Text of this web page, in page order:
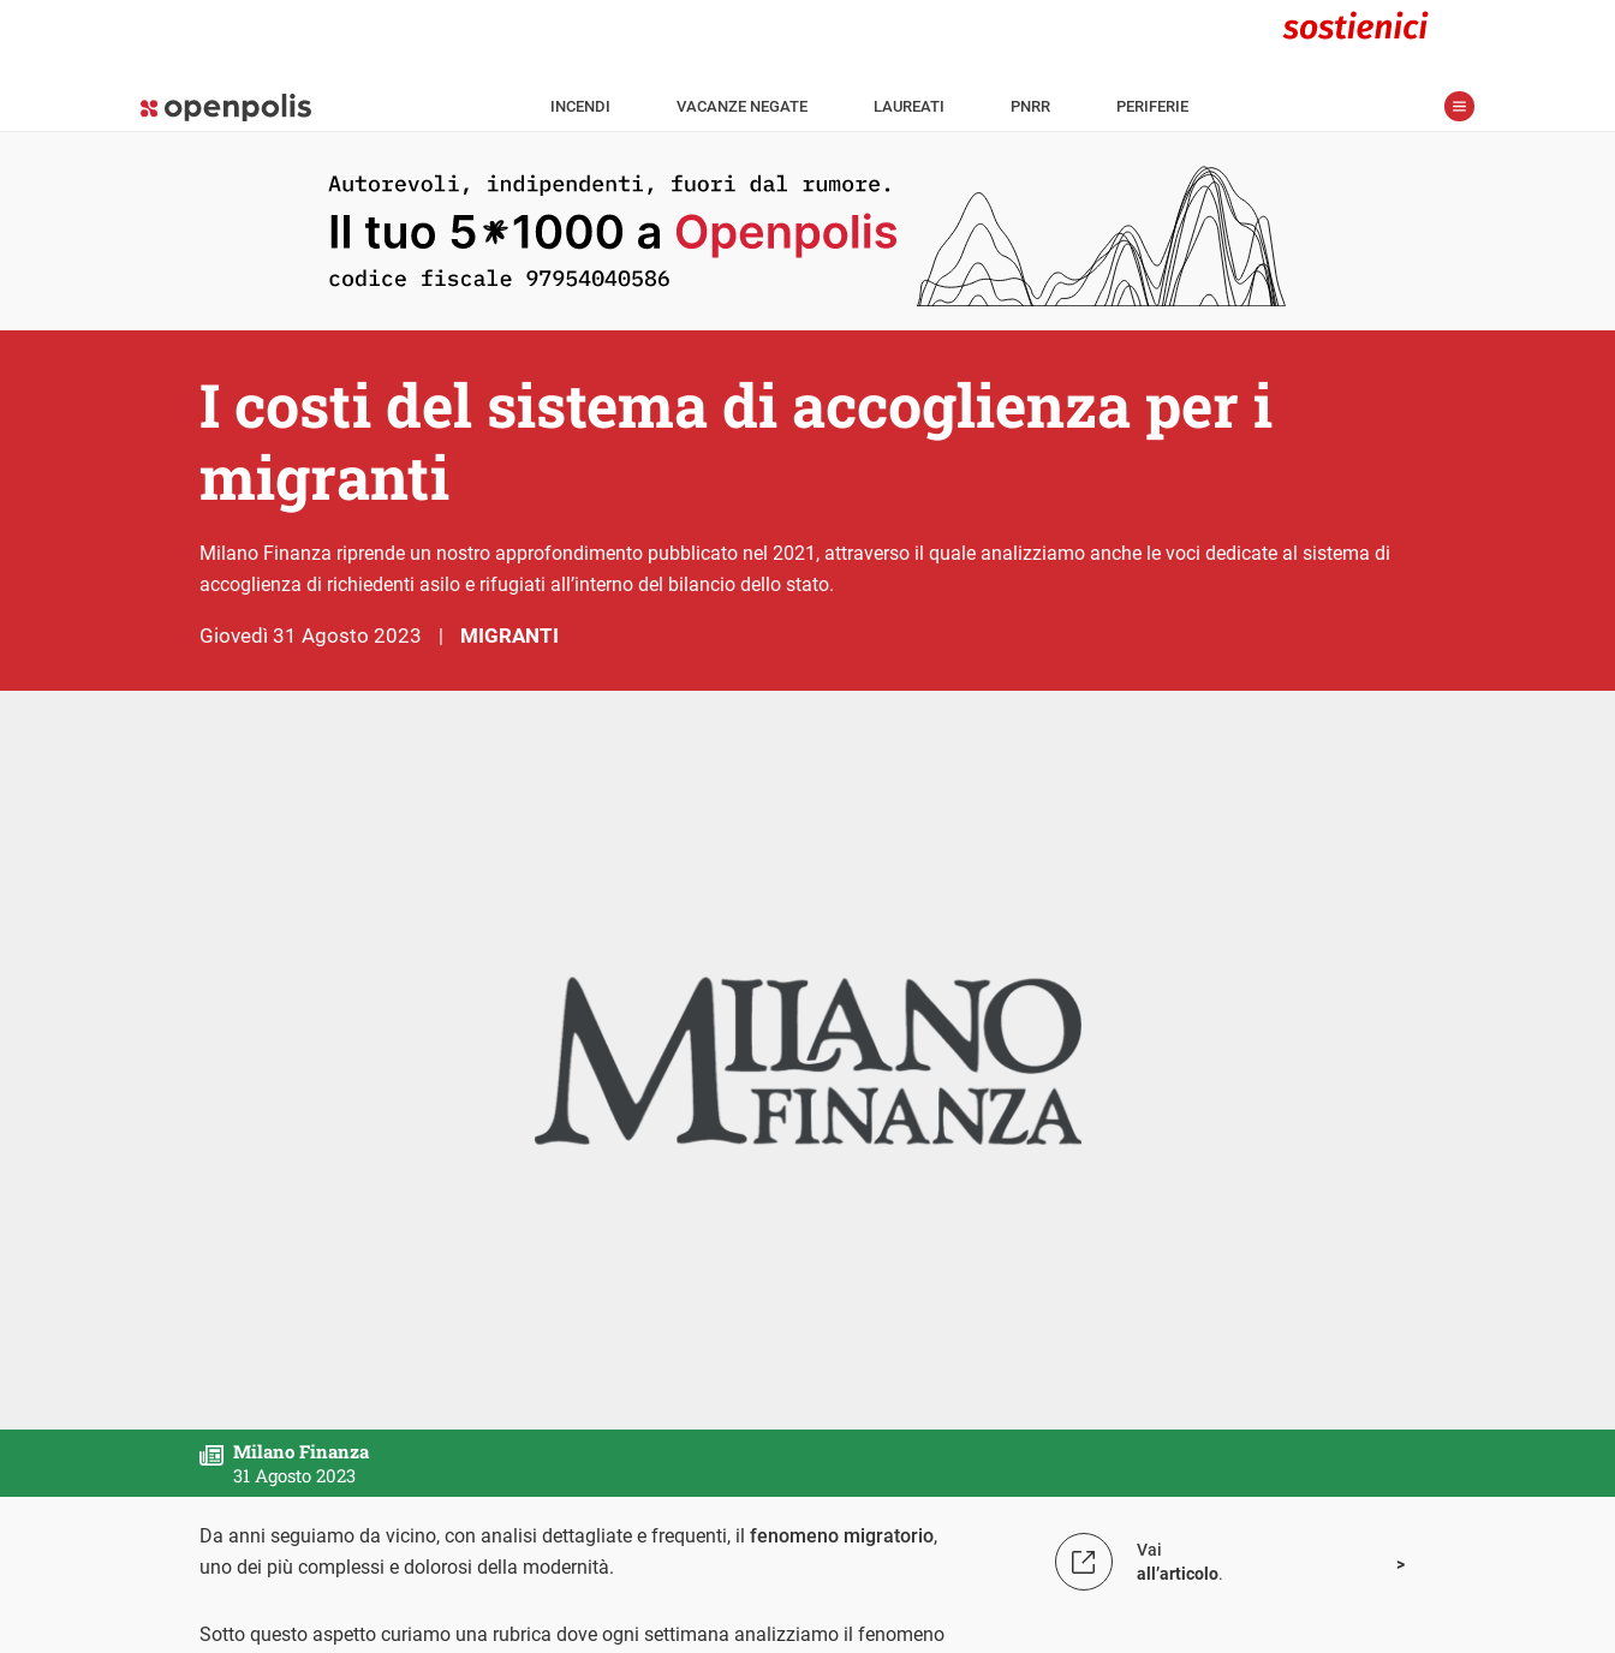
INCENDI VACANZE NEGATE LAUREATI PNRR PERIFERIE
I costi del sistema di accoglienza per i
migranti
Milano Finanza riprende un nostro approfondimento pubblicato nel 2021, attraverso il quale analizziamo anche le voci dedicate al sistema di
accoglienza di richiedenti asilo e rifugiati all’interno del bilancio dello stato.
giovedì 31 Agosto 2023 | MIGRANTI
Milano Finanza
31 Agosto 2023
Da anni seguiamo da vicino, con analisi dettagliate e frequenti, il fenomeno migratorio,
uno dei più complessi e dolorosi della modernità.
Vai
all’articolo.
Sotto questo aspetto curiamo una rubrica dove ogni settimana analizziamo il fenomeno